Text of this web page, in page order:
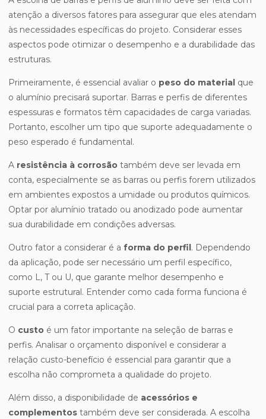
atenção a diversos fatores para assegurar que eles atendam
às necessidades específicas do projeto. Considerar esses
aspectos pode otimizar o desempenho e a durabilidade das
estruturas.
Primeiramente, é essencial avaliar o peso do material que
o alumínio precisará suportar. Barras e perfis de diferentes
espessuras e formatos têm capacidades de carga variadas.
Portanto, escolher um tipo que suporte adequadamente o
peso esperado é fundamental.
A resistência à corrosão também deve ser levada em
conta, especialmente se as barras ou perfis forem utilizados
em ambientes expostos a umidade ou produtos químicos.
Optar por alumínio tratado ou anodizado pode aumentar
sua durabilidade em condições adversas.
Outro fator a considerar é a forma do perfil . Dependendo
da aplicação, pode ser necessário um perfil específico,
como L, T ou U, que garante melhor desempenho e
suporte estrutural. Entender como cada forma funciona é
crucial para a correta aplicação.
O custo é um fator importante na seleção de barras e
perfis. Analisar o orçamento disponível e considerar a
relação custo-benefício é essencial para garantir que a
escolha não comprometa a qualidade do projeto.
Além disso, a disponibilidade de acessórios e
complementos também deve ser considerada. A escolha